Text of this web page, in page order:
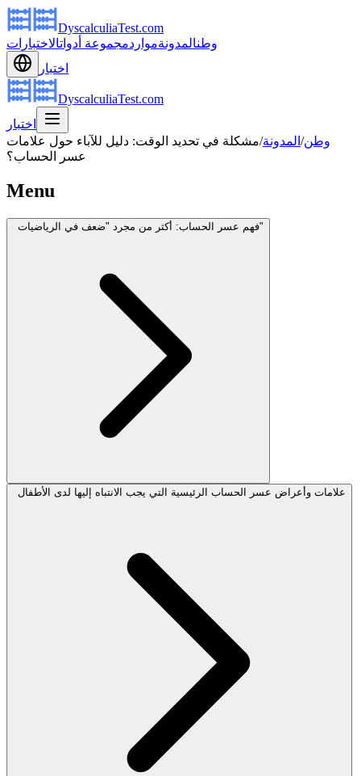
DyscalculiaTest.com
وطنالمدونةمواردمجموعة أدواتالاختبارات
اختبار
DyscalculiaTest.com
اختبار
وطن/ المدونة/مشكلة في تحديد الوقت: دليل للآباء حول علامات
عسر الحساب؟
Menu
فهم عسر الحساب: أكثر من مجرد "ضعف في الرياضيات"
علامات وأعراض عسر الحساب الرئيسية التي يجب الانتباه إليها لدى الأطفال